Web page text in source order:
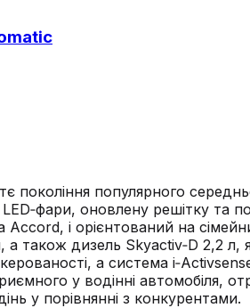
покоління популярного
оновлену решітку та
і орієнтований на
а також дизель Skyactiv‑D 2,2
а система
у водінні автомобіля,
у порівнянні з конкурентами.